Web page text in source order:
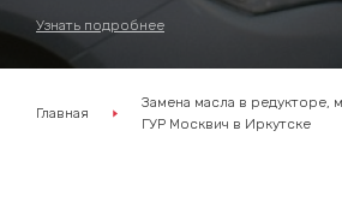
Узнать подробнее
Главная
Замена масла в редукторе,
ГУР Москвич в Иркутске